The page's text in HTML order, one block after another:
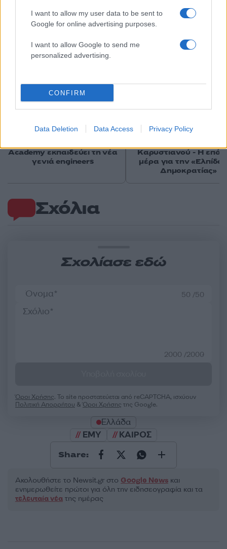
I want to allow my user data to be sent to
Google for online advertising purposes.
I want to allow Google to send me
personalized advertising.
CONFIRM
Data Deletion Data Access Privacy Policy
Σχόλια
Σχολίασε εδώ
50 /50
2000 /2000
Όροι Χρήσης. Το site προστατεύεται από reCAPTCHA, ισχύουν
Πολιτική Απορρήτου &Όροι Χρήσης της Google.
Ελλάδα
ΕΜΥ
ΚΑΙΡΟΣ
Share:
Ακολουθήστε το Νewsit.gr στο Google News και
ενημερωθείτε πρώτοι για όλη την ειδησεογραφία και τα
τελευταία νέα της ημέρας
Αν τα χάσατε
Από τη θεωρία στην πράξη:
Academy εκπαιδεύει τη νέα
γενιά engineers
Έφυγαν οι
Καρυστιανού - Η
μέρα για την «Ελπίδα
Δημοκρατίας»